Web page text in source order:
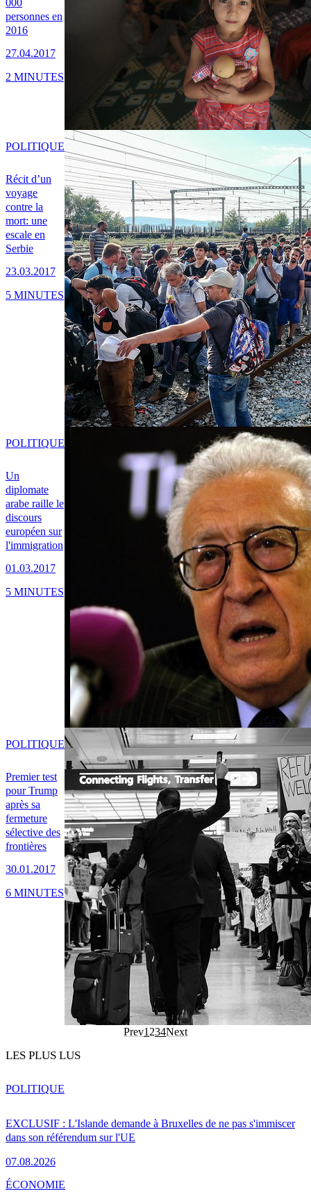
000
personnes en
2016
27.04.2017
2 MINUTES
Récit d’un
voyage
contre la
mort: une
escale en
Serbie
23.03.2017
POLITIQUE
5 MINUTES
Un
diplomate
arabe raille le
discours
européen sur
l'immigration
01.03.2017
POLITIQUE
5 MINUTES
Premier test
pour Trump
après sa
fermeture
sélective des
frontières
30.01.2017
POLITIQUE
6 MINUTES
Prev1 234Next
LES PLUS LUS
EXCLUSIF : L'Islande demande à Bruxelles de ne pas s'immiscer
dans son référendum sur l'UE
07.08.2026
POLITIQUE
ÉCONOMIE